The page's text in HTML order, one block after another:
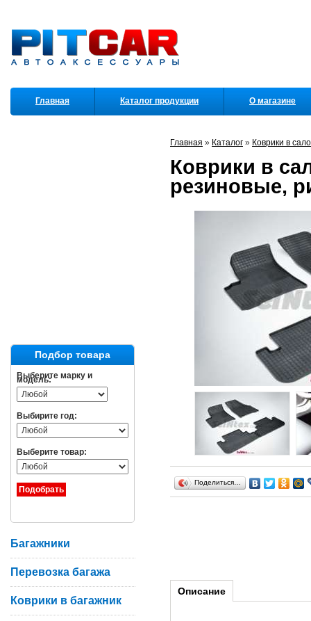
Главная » Каталог » Коврики в
Коврики в
резиновые,
Поделиться…
Описание
Главная Каталог продукции О магазине
Подбор товара
Выберите марку и
модель:
Выбирите год:
Выберите товар:
Багажники
Перевозка багажа
Коврики в багажник